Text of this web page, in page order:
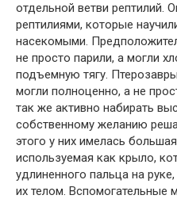
отдельной ветви рептилий.
рептилиями, которые
насекомыми.
не просто парили, а могли
подъемную тягу.
могли полноценно, а не
так же активно набирать
собственному желанию
этого у них имелась
используемая как крыло,
удлиненного пальца на
их телом. Вспомогательные